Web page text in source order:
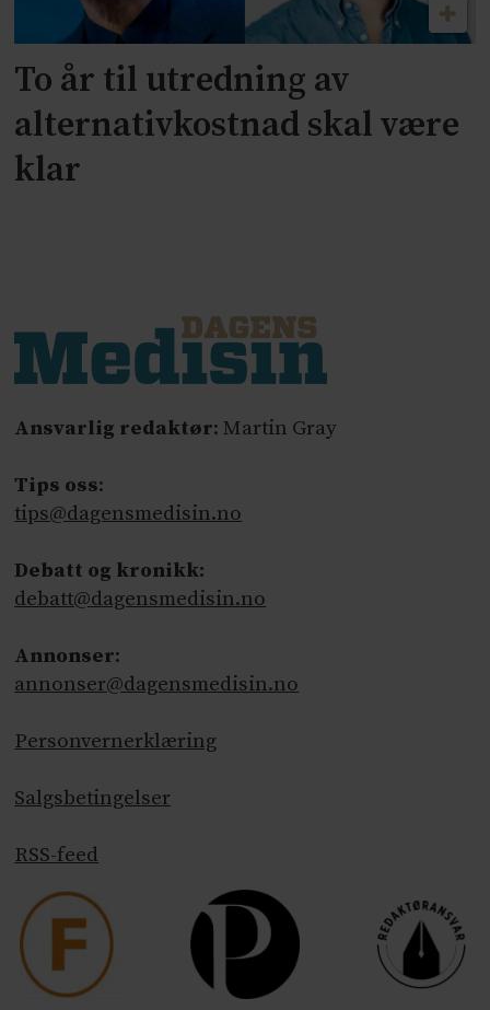
To år til utredning av
alternativkostnad skal være
klar
Ansvarlig redaktør: Martin Gray
Tips oss:
tips@dagensmedisin.no
Debatt og kronikk:
debatt@dagensmedisin.no
Annonser:
annonser@dagensmedisin.no
Personvernerklæring
Salgsbetingelser
RSS-feed